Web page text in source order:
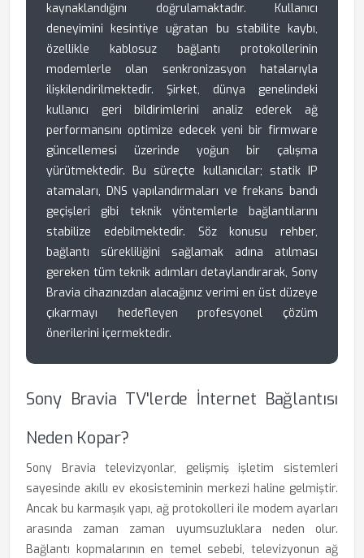
kaynaklandığını doğrulamaktadır. Kullanıcı
deneyimini kesintiye uğratan bu stabilite kaybı,
özellikle kablosuz bağlantı protokollerinin
modemlerle olan senkronizasyon hatalarıyla
ilişkilendirilmektedir. Şirket, dünya genelindeki
kullanıcı geri bildirimlerini analiz ederek ağ
performansını optimize edecek yeni bir firmware
güncellemesi üzerinde yoğun bir çalışma
yürütmektedir. Bu süreçte kullanıcılar; statik IP
atamaları, DNS yapılandırmaları ve frekans bandı
geçişleri gibi teknik yöntemlerle bağlantılarını
stabilize edebilmektedir. Söz konusu rehber,
bağlantı sürekliliğini sağlamak adına atılması
gereken tüm teknik adımları detaylandırarak, Sony
Bravia cihazınızdan alacağınız verimi en üst düzeye
çıkarmayı hedefleyen profesyonel çözüm
önerilerini içermektedir.
Sony Bravia TV'lerde İnternet Bağlantısı
Neden Kopar?
Sony Bravia televizyonlar, gelişmiş işletim sistemleri
sayesinde akıllı ev ekosisteminin merkezi haline gelmiştir.
Ancak bu karmaşık yapı, ağ protokolleri ile modem ayarları
arasında zaman zaman uyumsuzluklara neden olur.
Bağlantı kopmalarının en temel sebebi, televizyonun ağ